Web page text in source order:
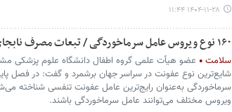
۱۴۰۴-۱۱-۲۸ ۱۱:۴۴
۱۶۰ نوع ویروس عامل سرماخوردگی / تبعات مصرف نابجای آنتی‌بیوتیک‌ها
سلامت
عضو هیأت علمی گروه اطفال دانشگاه علوم پزشکی
شایع‌ترین نوع عفونت در سراسر جهان برشمرد و گفت: در فصل
ویروس مختلف می‌توانند عامل سرماخوردگی باشند.